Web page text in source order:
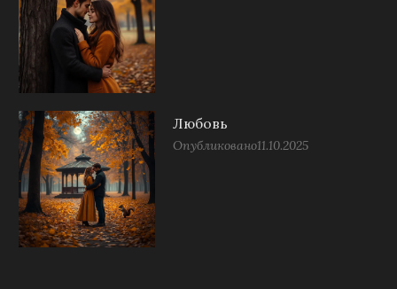
Любовь
Опубликовано11.10.2025